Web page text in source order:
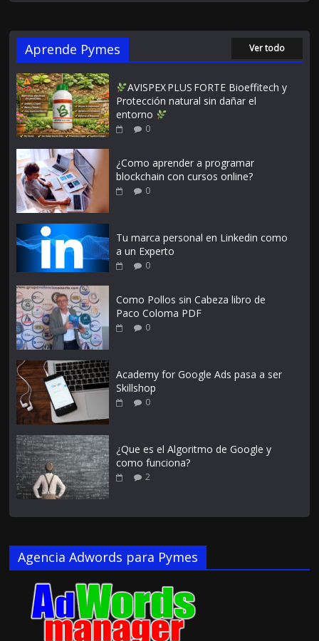
Aprende Pymes Ver todo
AVISPEX PLUS FORTE Bioeffitech y
Protección natural sin dañar el
entorno
0
¿Como aprender a programar
blockchain con cursos online?
0
Tu marca personal en Linkedin como
a un Experto
0
Como Pollos sin Cabeza libro de
Paco Coloma PDF
0
Academy for Google Ads pasa a ser
Skillshop
0
¿Que es el Algoritmo de Google y
como funciona?
2
Agencia Adwords para Pymes